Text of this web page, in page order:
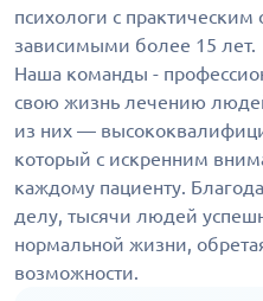
психологи с
зависимыми более 15 лет.
Наша команды -
свою жизнь лечению
из них —
который с искренним
каждому пациенту.
делу, тысячи людей
нормальной жизни,
возможности.